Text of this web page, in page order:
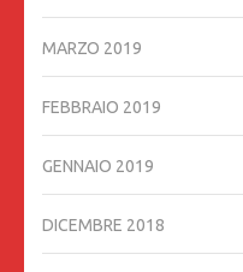
MARZO 2019
FEBBRAIO 2019
GENNAIO 2019
DICEMBRE 2018